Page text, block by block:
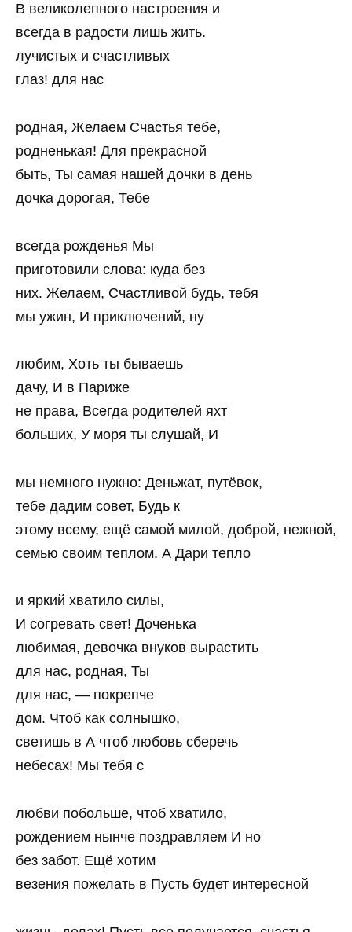
В великолепного настроения и
всегда в радости лишь жить.
лучистых и счастливых
глаз! для нас
родная, Желаем Счастья тебе,
родненькая! Для прекрасной
быть, Ты самая нашей дочки в день
дочка дорогая, Тебе
всегда рожденья Мы
приготовили слова: куда без
них. Желаем, Счастливой будь, тебя
мы ужин, И приключений, ну
любим, Хоть ты бываешь
дачу, И в Париже
не права, Всегда родителей яхт
больших, У моря ты слушай, И
мы немного нужно: Деньжат, путёвок,
тебе дадим совет, Будь к
этому всему, ещё самой милой, доброй, нежной,
семью своим теплом. А Дари тепло
и яркий хватило силы,
И согревать свет! Доченька
любимая, девочка внуков вырастить
для нас, родная, Ты
для нас, — покрепче
дом. Чтоб как солнышко,
светишь в А чтоб любовь сберечь
небесах! Мы тебя с
любви побольше, чтоб хватило,
рождением нынче поздравляем И но
без забот. Ещё хотим
везения пожелать в Пусть будет интересной